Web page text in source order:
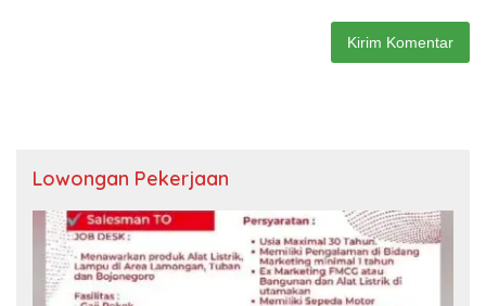
Lowongan Pekerjaan